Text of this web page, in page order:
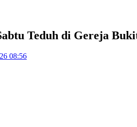
Teduh di Gereja
08:56